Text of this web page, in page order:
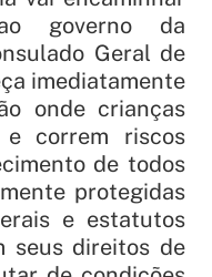
governo da
Geral de
imediatamente
onde crianças
e correm riscos
de todos
protegidas
e estatutos
seus direitos de